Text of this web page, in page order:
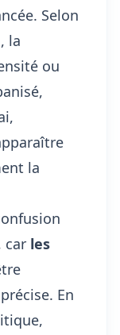
Selon
, la
ou
la
car les
. En